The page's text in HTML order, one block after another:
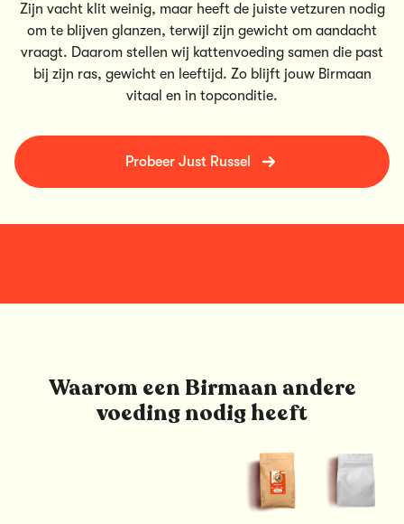
Zijn vacht klit weinig, maar heeft de juiste vetzuren nodig
om te blijven glanzen, terwijl zijn gewicht om aandacht
vraagt. Daarom stellen wij kattenvoeding samen die past
bij zijn ras, gewicht en leeftijd. Zo blijft jouw Birmaan
vitaal en in topconditie.
Probeer Just Russel
Waarom een Birmaan andere
voeding nodig heeft